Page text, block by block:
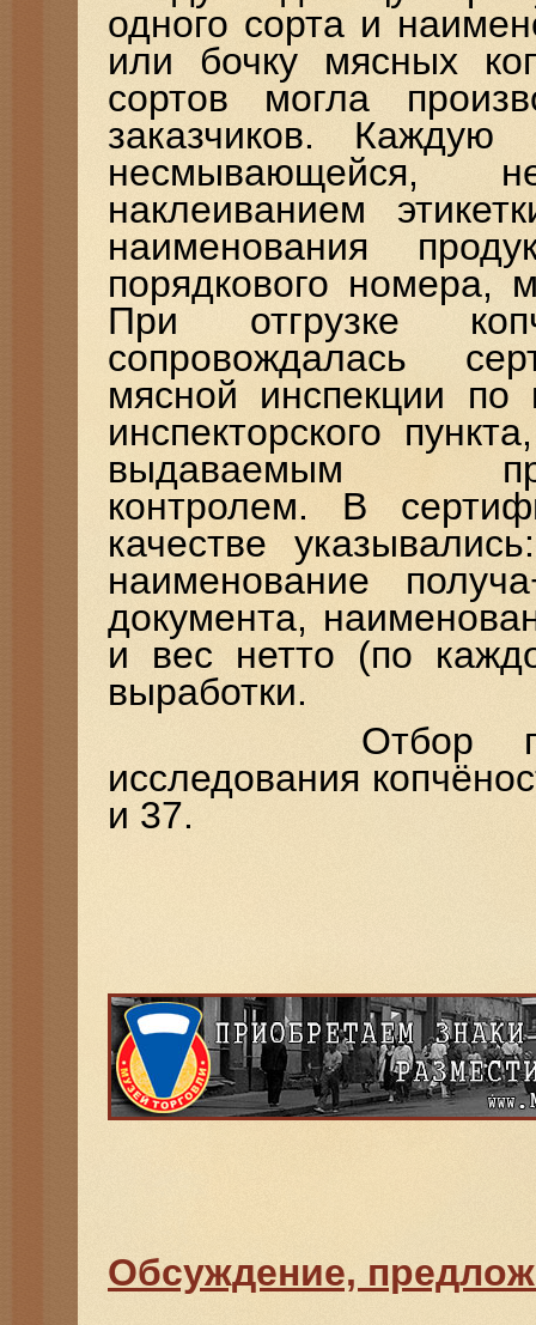
одного сорта и
или бочку мясных
сортов могла
заказчиков.
несмывающейся,
наклеиванием
наименования
порядкового номера,
При отгрузке
сопровождалась
мясной инспекции по
инспекторского
выдаваемым
контролем. В
качестве
наименование
документа,
и вес нетто (по
выработки.
Отбор
исследования
и 37.
Обсуждение,